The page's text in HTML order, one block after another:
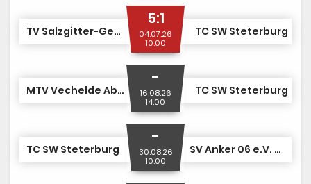
TV Salzgitter-Gebhardshagen II
5:1
04.07.26
10:00
TC SW Steterburg
MTV Vechelde Abt. Tennis
-
16.08.26
14:00
TC SW Steterburg
TC SW Steterburg
-
30.08.26
10:00
SV Anker 06 e.V. Gadenstedt